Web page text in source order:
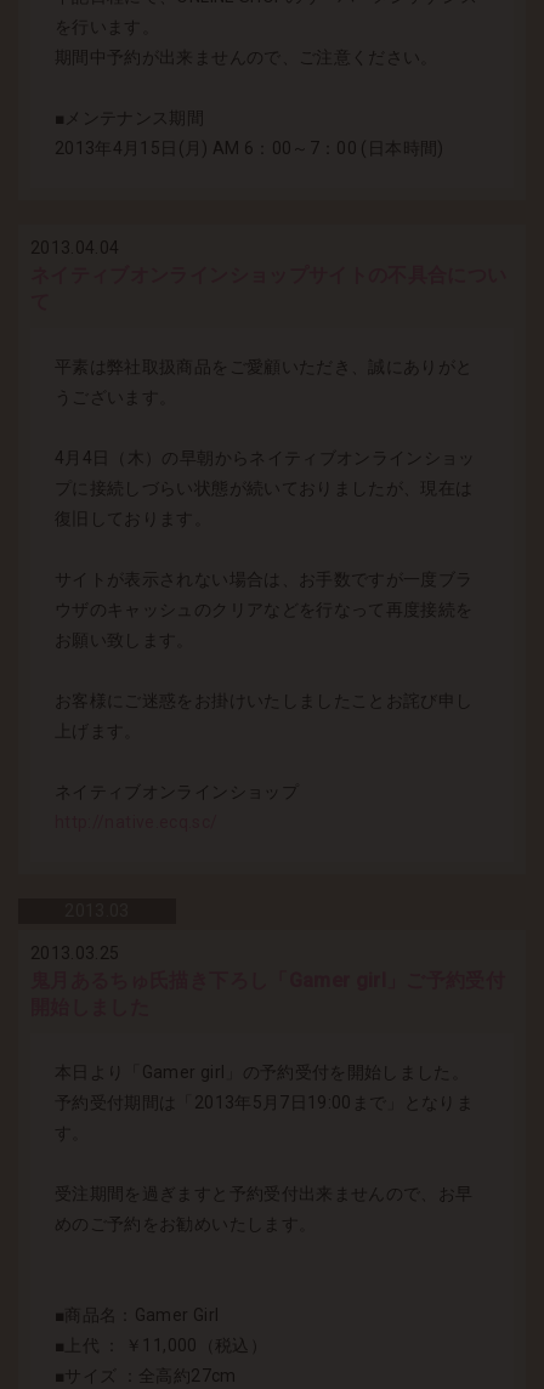
を行います。
期間中予約が出来ませんので、ご注意ください。
■メンテナンス期間
2013年4月15日(月) AM 6：00～7：00 (日本時間)
2013.04.04
平素は弊社取扱商品をご愛顧いただき、誠にありがと
うございます。
4月4日（木）の早朝からネイティブオンラインショッ
プに接続しづらい状態が続いておりましたが、現在は
復旧しております。
サイトが表示されない場合は、お手数ですが一度ブラ
ウザのキャッシュのクリアなどを行なって再度接続を
お願い致します。
お客様にご迷惑をお掛けいたしましたことお詫び申し
上げます。
ネイティブオンラインショップ
2013.03.25
本日より「Gamer girl」の予約受付を開始しました。
予約受付期間は「2013年5月7日19:00まで」となりま
す。
受注期間を過ぎますと予約受付出来ませんので、お早
めのご予約をお勧めいたします。
■商品名：Gamer Girl
■上代 ： ￥11,000（税込）
■サイズ ：全高約27cm